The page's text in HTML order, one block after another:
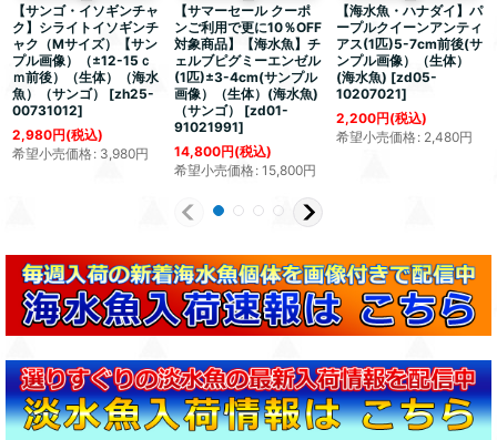
【サンゴ・イソギンチャ
ク】シライトイソギンチ
ャク（Mサイズ）【サン
プル画像）（±12-15ｃ
ｍ前後）（生体）（海水
魚）（サンゴ）
[zh25-
00731012]
2,980円(税込)
希望小売価格: 3,980円
【サマーセール クーポ
ンご利用で更に10％OFF
対象商品】【海水魚】チ
ェルブピグミーエンゼル
(1匹)±3-4cm(サンプル
画像）（生体）(海水魚)
（サンゴ）
[zd01-
91021991]
14,800円(税込)
希望小売価格: 15,800円
【海水魚・ハナダイ】パ
ープルクイーンアンティ
アス(1匹)5-7cm前後(サ
ンプル画像）（生体）
(海水魚) [zd05-
10207021]
2,200円(税込)
希望小売価格: 2,480円